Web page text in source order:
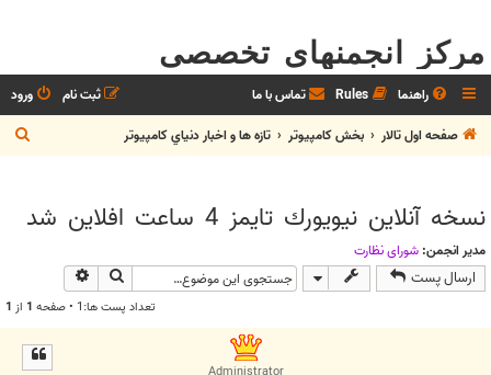
مرکز انجمنهای تخصصی
راهنما Rules تماس با ما ورود
ثبت نام
صفحه اول تالار
بخش كامپيوتر تازه ها و اخبار دنياي کامپيوتر
س
نسخه آنلاين نيويورك تايمز 4 ساعت افلاين شد
مدیر انجمن: شوراي نظارت
ارسال پست جستجو
تعداد پست ها:1 • صفحه 1 از 1